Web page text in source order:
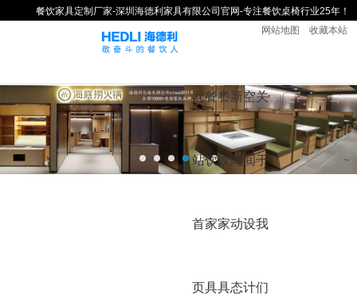
餐饮家具定制厂家-深圳海德利家具有限公司官网-专注餐饮桌椅行业25年！
收藏本站
网站地图
网
站
首
页
餐
饮
家
具
餐
饮
家
具
新
闻
动
态
空
间
设
计
关
于
我
们